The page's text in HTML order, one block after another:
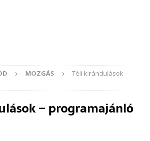
MOZGÁS
Téli kirándulások –
– programajánló